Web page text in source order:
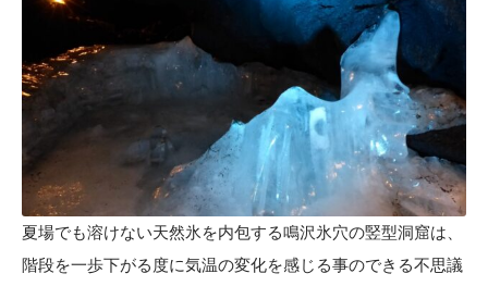
夏場でも溶けない天然氷を内包する鳴沢氷穴の竪型洞窟は、
階段を一歩下がる度に気温の変化を感じる事のできる不思議